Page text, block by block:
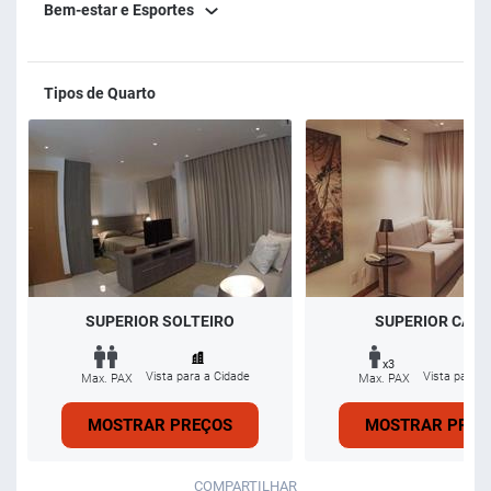
Bem-estar e Esportes
Tipos de Quarto
SUPERIOR SOLTEIRO
Max. PAX Vista para a Cidade
MOSTRAR PREÇOS
SUPERIOR
x3
Max. PAX
Vista para a
MOSTRAR
COMPARTILHAR